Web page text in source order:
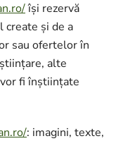
își rezervă
create și de a
sau ofertelor în
alte
fi înștiințate
: imagini, texte,